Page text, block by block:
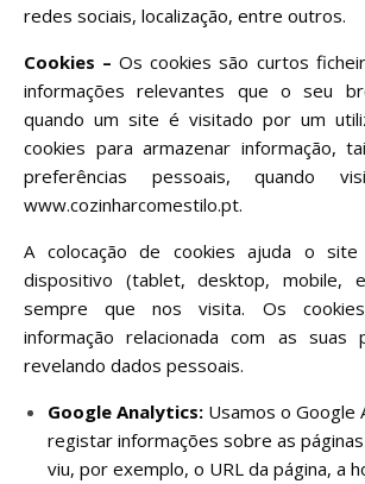
redes sociais, localização, entre outros.
Cookies – Os cookies são curtos
informações relevantes que o seu
quando um site é visitado por um
cookies para armazenar informação,
preferências pessoais, quando
www.cozinharcomestilo.pt.
A colocação de cookies ajuda o
dispositivo (tablet, desktop, mobile,
sempre que nos visita. Os
informação relacionada com as suas
revelando dados pessoais.
Google Analytics: Usamos o Google
registar informações sobre as
viu, por exemplo, o URL da página, a